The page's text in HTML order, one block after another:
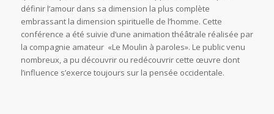
définir l’amour dans sa dimension la plus complète
embrassant la dimension spirituelle de l’homme. Cette
conférence a été suivie d’une animation théâtrale réalisée par
la compagnie amateur «Le Moulin à paroles». Le public venu
nombreux, a pu découvrir ou redécouvrir cette œuvre dont
l’influence s’exerce toujours sur la pensée occidentale.